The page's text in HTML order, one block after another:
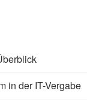
in der IT-Vergabe